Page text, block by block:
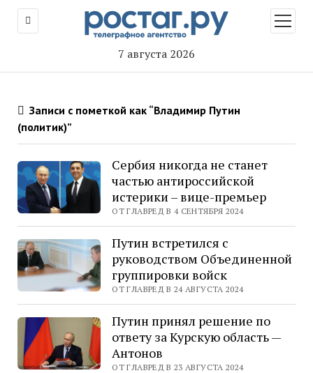
7 августа 2026
меню
Записи с пометкой как “Владимир Путин
(политик)”
Сербия никогда не станет
частью антироссийской
истерики – вице-премьер
ОТ ГЛАВРЕД В 4 СЕНТЯБРЯ 2024
Путин встретился с
руководством Объединенной
группировки войск
ОТ ГЛАВРЕД В 24 АВГУСТА 2024
Путин принял решение по
ответу за Курскую область —
Антонов
ОТ ГЛАВРЕД В 23 АВГУСТА 2024